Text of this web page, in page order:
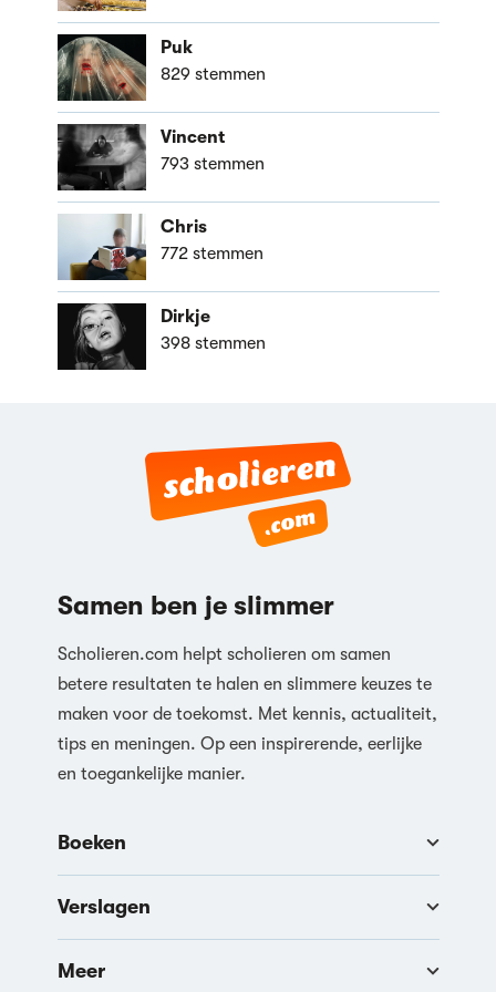
Puk
829 stemmen
Vincent
793 stemmen
Chris
772 stemmen
Dirkje
398 stemmen
Samen ben je slimmer
Scholieren.com helpt scholieren om samen
betere resultaten te halen en slimmere keuzes te
maken voor de toekomst. Met kennis, actualiteit,
tips en meningen. Op een inspirerende, eerlijke
en toegankelijke manier.
Boeken
Verslagen
Meer